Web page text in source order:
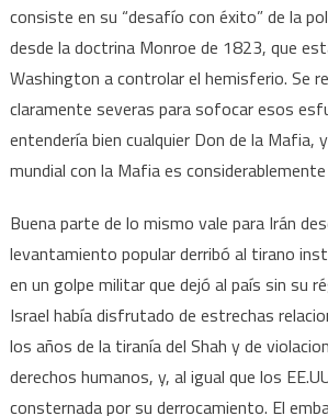
consiste en su “desafío con éxito” de la
desde la doctrina Monroe de 1823, que
Washington a controlar el hemisferio. Se
claramente severas para sofocar esos
entendería bien cualquier Don de la Mafia,
mundial con la Mafia es
Buena parte de lo mismo vale para Irán
levantamiento popular derribó al tirano
en un golpe militar que dejó al país sin su
Israel había disfrutado de estrechas
los años de la tiranía del Shah y de
derechos humanos, y, al igual que los
consternada por su derrocamiento. El